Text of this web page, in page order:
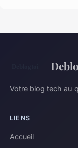
Votre blog tech au
LIENS
Accueil